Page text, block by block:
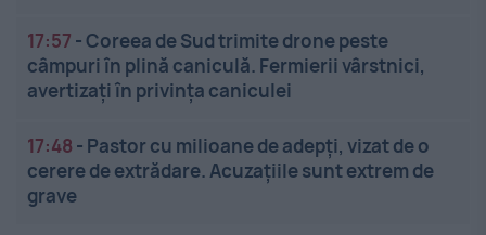
17:57 -Coreea de Sud trimite drone peste
câmpuri în plină caniculă. Fermierii vârstnici,
avertizați în privința caniculei
17:48 - Pastor cu milioane de adepți, vizat de o
cerere de extrădare. Acuzațiile sunt extrem de
grave